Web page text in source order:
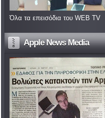
Όλα τα επεισόδια του WEB TV
Apple News Media